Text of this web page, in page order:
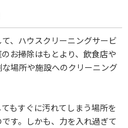
、ハウスクリーニングサービ
お掃除はもとより、飲食店や
場所や施設へのクリーニング
もすぐに汚れてしまう場所を
す。しかも、力を入れ過ぎて